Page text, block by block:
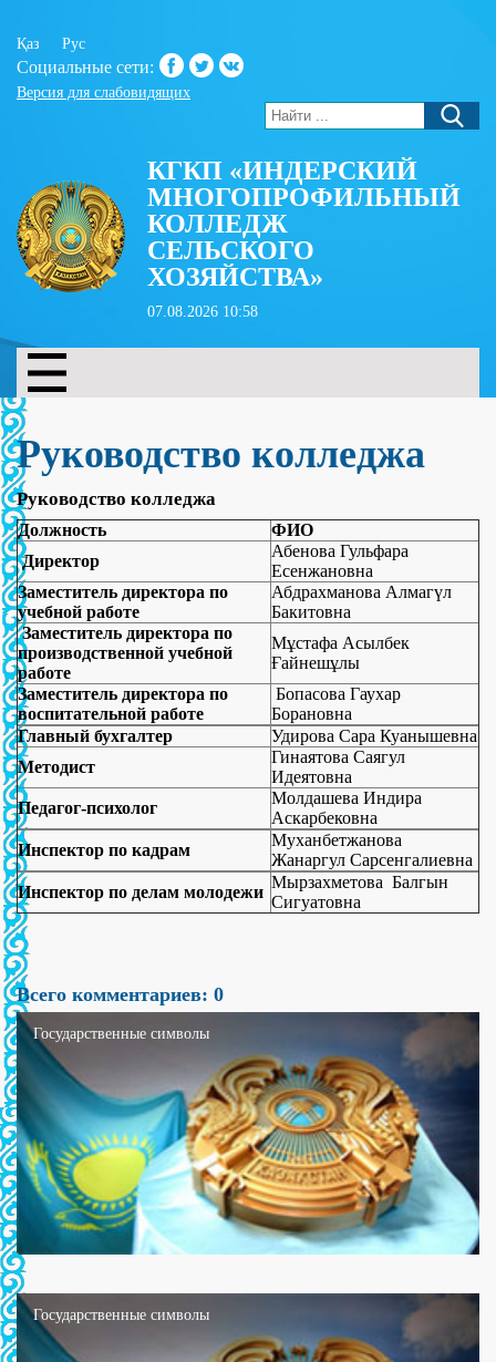
Қаз Рус
Социальные сети:
Версия для слабовидящих
КГКП «ИНДЕРСКИЙ
МНОГОПРОФИЛЬНЫЙ
КОЛЛЕДЖ
СЕЛЬСКОГО
ХОЗЯЙСТВА»
07.08.2026 10:58
Руководство колледжа
Руководство колледжа
Должность
ФИО
Директор
Абенова Гульфара
Есенжановна
Заместитель директора по
учебной работе
Абдрахманова Алмагүл
Бакитовна
Заместитель директора по
производственной учебной
работе
Мұстафа Асылбек
Ғайнешұлы
Заместитель директора по
воспитательной работе
Бопасова Гаухар
Борановна
Главный бухгалтер
Удирова Сара Куанышевна
Методист
Гинаятова Саягул
Идеятовна
Педагог-психолог
Молдашева Индира
Аскарбековна
Инспектор по кадрам
Муханбетжанова
Жанаргул Сарсенгалиевна
Инспектор по делам молодежи
Мырзахметова Балгын
Сигуатовна
Всего комментариев: 0
Государственные символы
Государственные символы